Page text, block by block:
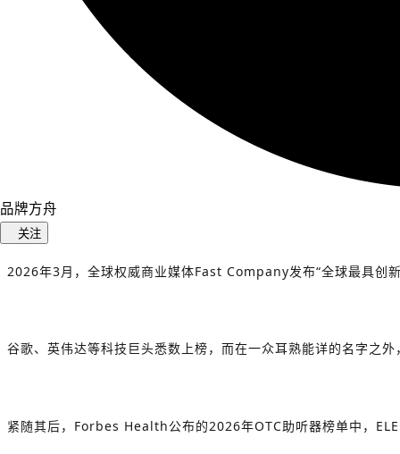
品牌方舟
关注
2026年3月，全球权威商业媒体Fast Company发布“全球最具创
谷歌、英伟达等科技巨头悉数上榜，而在一众耳熟能详的名字之
紧随其后，Forbes Health公布的2026年OTC助听器榜单中，